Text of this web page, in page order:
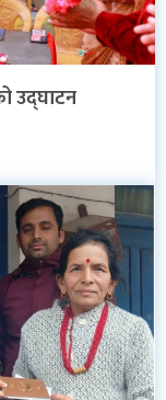
उद्घाटन